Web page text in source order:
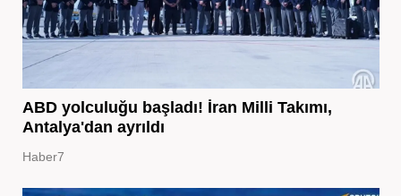
ABD yolculuğu başladı! İran Milli Takımı,
Antalya'dan ayrıldı
Haber7